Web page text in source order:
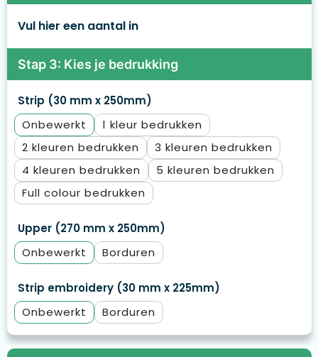
Vul hier een aantal in
Stap 3: Kies je bedrukking
Strip (30 mm x 250mm)
Onbewerkt
1
2
3
4
5
Full colour
Upper (270 mm x 250mm)
Onbewerkt
Borduren
Strip embroidery (30 mm x 225mm)
Onbewerkt
Borduren